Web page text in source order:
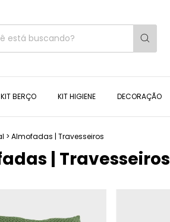
KIT BERÇO KIT HIGIENE DECORAÇÃO
> Almofadas | Travesseiros
| Travesseiros